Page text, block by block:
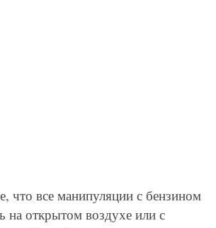
что все манипуляции с бензином
на открытом воздухе или с